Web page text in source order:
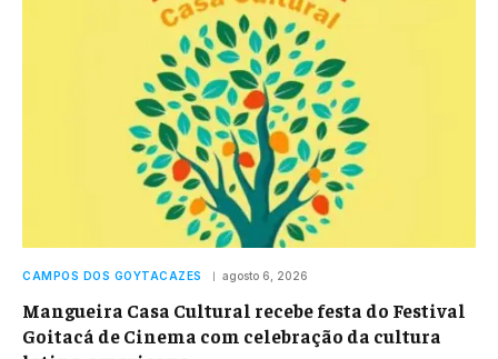
CAMPOS DOS GOYTACAZES agosto 6, 2026
Mangueira Casa Cultural recebe festa do Festival
Goitacá de Cinema com celebração da cultura